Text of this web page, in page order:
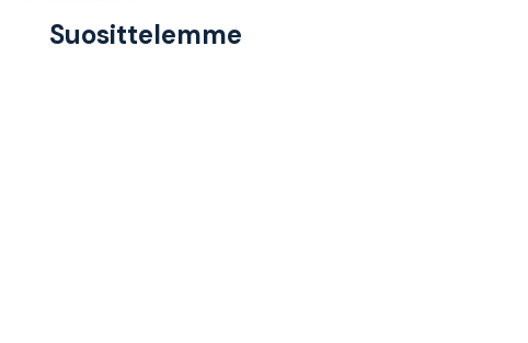
Suosittelemme